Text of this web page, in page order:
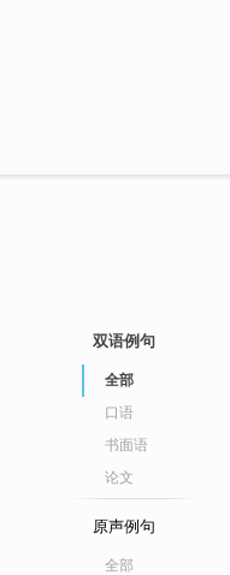
双语例句
全部
口语
书面语
论文
原声例句
全部